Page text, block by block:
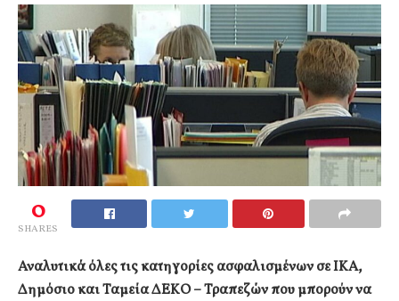
0
SHARES
Αναλυτικά όλες τις κατηγορίες ασφαλισμένων σε ΙΚΑ,
Δημόσιο και Ταμεία ΔΕΚΟ – Τραπεζών που μπορούν να